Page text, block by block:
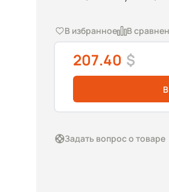
В избранное В
207.40 $
Задать вопрос о товаре